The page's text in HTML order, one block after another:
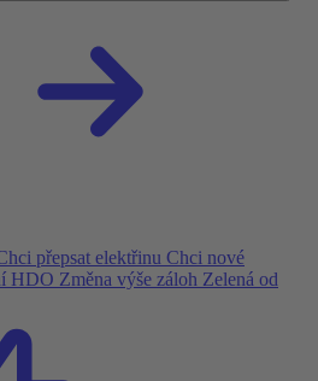
přepsat elektřinu Chci nové
HDO Změna výše záloh Zelená od